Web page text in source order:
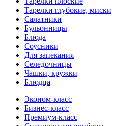
Тарелки глубокие, миски
Салатники
Бульонницы
Блюда
Соусники
Для запекания
Селедочницы
Чашки, кружки
Блюдца
Эконом-класс
Бизнес-класс
Премиум-класс